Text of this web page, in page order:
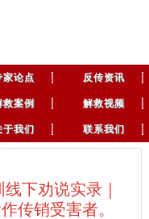
家论点 反传资讯
救案例 解救视频
于我们 联系我们
下劝说实录｜
传销受害者。